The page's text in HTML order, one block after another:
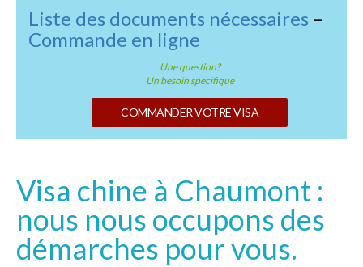
Liste des documents nécessaires –
Commande en ligne
Une question?
Un besoin specifique
COMMANDER VOTRE VISA
Visa chine à Chaumont :
nous nous occupons des
démarches pour vous.